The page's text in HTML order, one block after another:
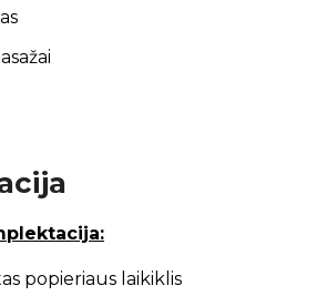
popieriaus laikiklis